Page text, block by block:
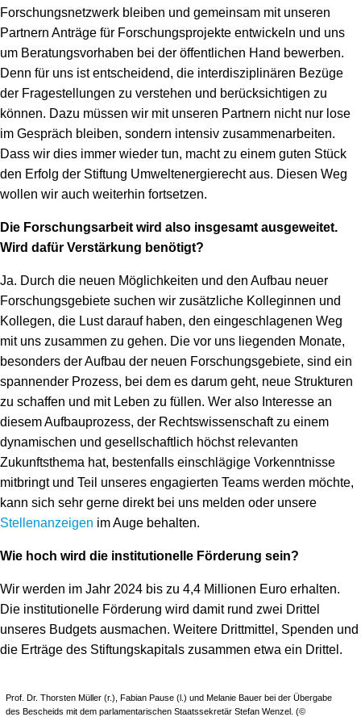
Forschungsnetzwerk bleiben und gemeinsam mit unseren
Partnern Anträge für Forschungsprojekte entwickeln und uns
um Beratungsvorhaben bei der öffentlichen Hand bewerben.
Denn für uns ist entscheidend, die interdisziplinären Bezüge
der Fragestellungen zu verstehen und berücksichtigen zu
können. Dazu müssen wir mit unseren Partnern nicht nur lose
im Gespräch bleiben, sondern intensiv zusammenarbeiten.
Dass wir dies immer wieder tun, macht zu einem guten Stück
den Erfolg der Stiftung Umweltenergierecht aus. Diesen Weg
wollen wir auch weiterhin fortsetzen.
Die Forschungsarbeit wird also insgesamt ausgeweitet.
Wird dafür Verstärkung benötigt?
Ja. Durch die neuen Möglichkeiten und den Aufbau neuer
Forschungsgebiete suchen wir zusätzliche Kolleginnen und
Kollegen, die Lust darauf haben, den eingeschlagenen Weg
mit uns zusammen zu gehen. Die vor uns liegenden Monate,
besonders der Aufbau der neuen Forschungsgebiete, sind ein
spannender Prozess, bei dem es darum geht, neue Strukturen
zu schaffen und mit Leben zu füllen. Wer also Interesse an
diesem Aufbauprozess, der Rechtswissenschaft zu einem
dynamischen und gesellschaftlich höchst relevanten
Zukunftsthema hat, bestenfalls einschlägige Vorkenntnisse
mitbringt und Teil unseres engagierten Teams werden möchte,
kann sich sehr gerne direkt bei uns melden oder unsere
Stellenanzeigen im Auge behalten.
Wie hoch wird die institutionelle Förderung sein?
Wir werden im Jahr 2024 bis zu 4,4 Millionen Euro erhalten.
Die institutionelle Förderung wird damit rund zwei Drittel
unseres Budgets ausmachen. Weitere Drittmittel, Spenden und
die Erträge des Stiftungskapitals zusammen etwa ein Drittel.
Prof. Dr. Thorsten Müller (r.), Fabian Pause (l.) und Melanie Bauer bei der Übergabe
des Bescheids mit dem parlamentarischen Staatssekretär Stefan Wenzel. (©